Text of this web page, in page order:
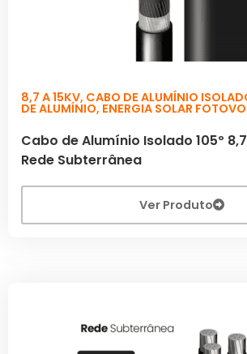
8,7 A 15KV, CABO DE ALUMÍNIO
DE ALUMÍNIO, ENERGIA SOLAR
Cabo de Alumínio Isolado 105º
Rede Subterrânea
Ver Produto